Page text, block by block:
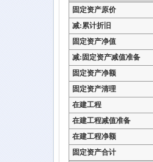
固定资产原价
减:累计折旧
固定资产净值
减:固定资产减值准备
固定资产净额
固定资产清理
在建工程
在建工程减值准备
在建工程净额
固定资产合计